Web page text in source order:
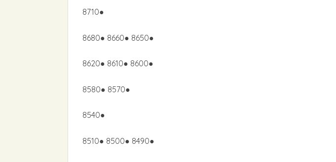
8710●
8680● 8660● 8650●
8620● 8610● 8600●
8580● 8570●
8540●
8510● 8500● 8490●